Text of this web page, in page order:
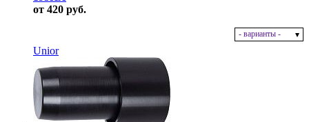
от 420 руб.
- варианты -
Unior